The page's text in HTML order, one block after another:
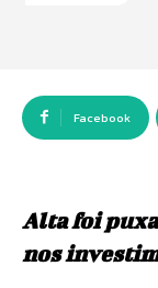
Facebook
Alta foi
nos